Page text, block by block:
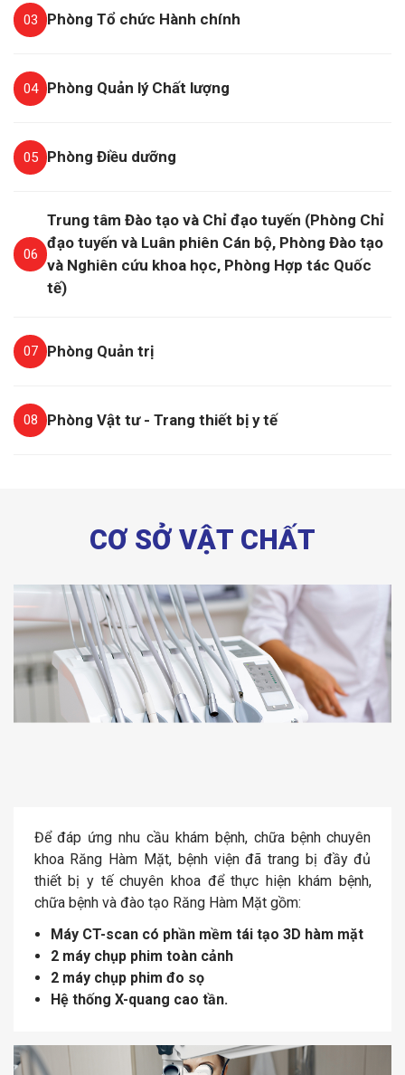
03 Phòng Tổ chức Hành chính
04 Phòng Quản lý Chất lượng
05 Phòng Điều dưỡng
06
Trung tâm Đào tạo và Chỉ đạo tuyến (Phòng Chỉ
đạo tuyến và Luân phiên Cán bộ, Phòng Đào tạo
và Nghiên cứu khoa học, Phòng Hợp tác Quốc
tế)
07 Phòng Quản trị
08 Phòng Vật tư - Trang thiết bị y tế
CƠ SỞ VẬT CHẤT
Để đáp ứng nhu cầu khám bệnh, chữa bệnh chuyên
khoa Răng Hàm Mặt, bệnh viện đã trang bị đầy đủ
thiết bị y tế chuyên khoa để thực hiện khám bệnh,
chữa bệnh và đào tạo Răng Hàm Mặt gồm:
Máy CT-scan có phần mềm tái tạo 3D hàm mặt
2 máy chụp phim toàn cảnh
2 máy chụp phim đo sọ
Hệ thống X-quang cao tần.